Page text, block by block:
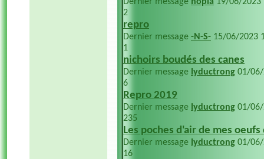
2
repro
Dernier message -N-S- 15/06/2023
1
nichoirs boudés des canes
Dernier message lyductrong 01/
6
Repro 2019
Dernier message lyductrong 01/
235
Les poches d'air de mes
Dernier message lyductrong 01/
16